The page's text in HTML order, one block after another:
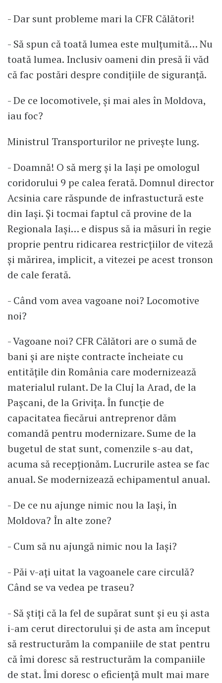
- Dar sunt probleme mari la CFR Călători!
- Să spun că toată lumea este mulțumită… Nu
toată lumea. Inclusiv oameni din presă îi văd
că fac postări despre condițiile de siguranță.
- De ce locomotivele, și mai ales în Moldova,
iau foc?
Ministrul Transporturilor ne privește lung.
- Doamnă! O să merg și la Iași pe omologul
coridorului 9 pe calea ferată. Domnul director
Acsinia care răspunde de infrastuctură este
din Iași. Și tocmai faptul că provine de la
Regionala Iași… e dispus să ia măsuri în regie
proprie pentru ridicarea restricțiilor de viteză
și mărirea, implicit, a vitezei pe acest tronson
de cale ferată.
- Când vom avea vagoane noi? Locomotive
noi?
- Vagoane noi? CFR Călători are o sumă de
bani și are niște contracte încheiate cu
entitățile din România care modernizează
materialul rulant. De la Cluj la Arad, de la
Pașcani, de la Grivița. În funcție de
capacitatea fiecărui antreprenor dăm
comandă pentru modernizare. Sume de la
bugetul de stat sunt, comenzile s-au dat,
acuma să recepționăm. Lucrurile astea se fac
anual. Se modernizează echipamentul anual.
- De ce nu ajunge nimic nou la Iași, în
Moldova? În alte zone?
- Cum să nu ajungă nimic nou la Iași?
- Păi v-ați uitat la vagoanele care circulă?
Când se va vedea pe traseu?
- Să știți că la fel de supărat sunt și eu și asta
i-am cerut directorului și de asta am început
să restructurăm la companiile de stat pentru
că îmi doresc să restructurăm la companiile
de stat. Îmi doresc o eficiență mult mai mare